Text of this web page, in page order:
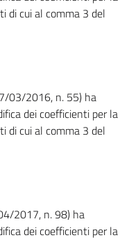
di cui al comma 3 del
03/2016, n. 55) ha
dei coefficienti per la
di cui al comma 3 del
2017, n. 98) ha
dei coefficienti per la